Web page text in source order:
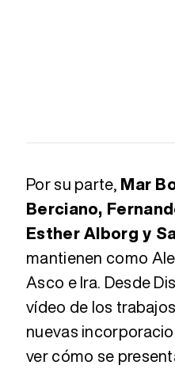
Por su parte, Mar
Berciano,
Esther Alborg y
mantienen como
Asco e Ira. Desde
vídeo de los
nuevas
ver cómo se